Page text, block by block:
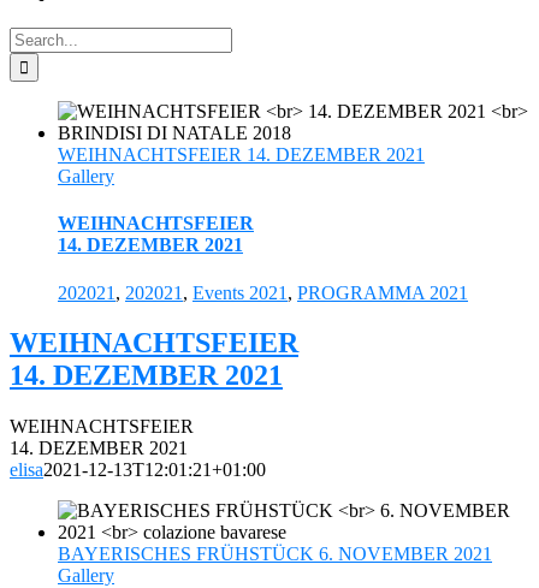
Search
for:
WEIHNACHTSFEIER 14. DEZEMBER 2021
Gallery
WEIHNACHTSFEIER
14. DEZEMBER 2021
202021 , 202021 , Events 2021 , PROGRAMMA 2021
WEIHNACHTSFEIER
14. DEZEMBER 2021
WEIHNACHTSFEIER
14. DEZEMBER 2021
elisa2021-12-13T12:01:21+01:00
BAYERISCHES FRÜHSTÜCK 6. NOVEMBER 2021
Gallery